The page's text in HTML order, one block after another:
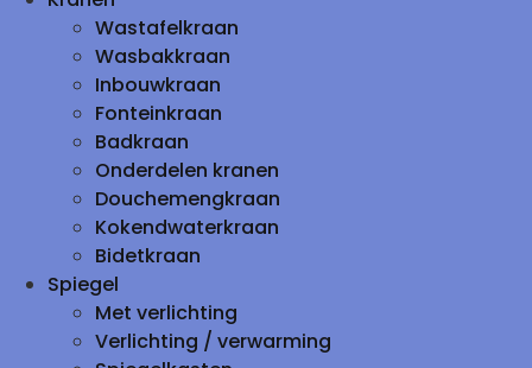
Wastafelkraan
Wasbakkraan
Inbouwkraan
Fonteinkraan
Badkraan
Onderdelen kranen
Douchemengkraan
Kokendwaterkraan
Bidetkraan
Spiegel
Met verlichting
Verlichting / verwarming